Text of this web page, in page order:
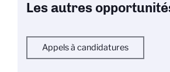
Les autres
Appels à candidatures